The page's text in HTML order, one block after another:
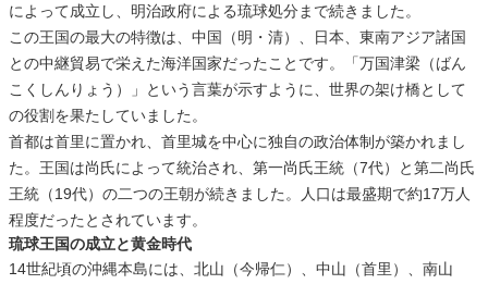
によって成立し、明治政府による琉球処分まで続きました。
この王国の最大の特徴は、中国（明・清）、日本、東南アジア諸国
との中継貿易で栄えた海洋国家だったことです。「万国津梁（ばん
こくしんりょう）」という言葉が示すように、世界の架け橋として
の役割を果たしていました。
首都は首里に置かれ、首里城を中心に独自の政治体制が築かれまし
た。王国は尚氏によって統治され、第一尚氏王統（7代）と第二尚氏
王統（19代）の二つの王朝が続きました。人口は最盛期で約17万人
程度だったとされています。
琉球王国の成立と黄金時代
14世紀頃の沖縄本島には、北山（今帰仁）、中山（首里）、南山